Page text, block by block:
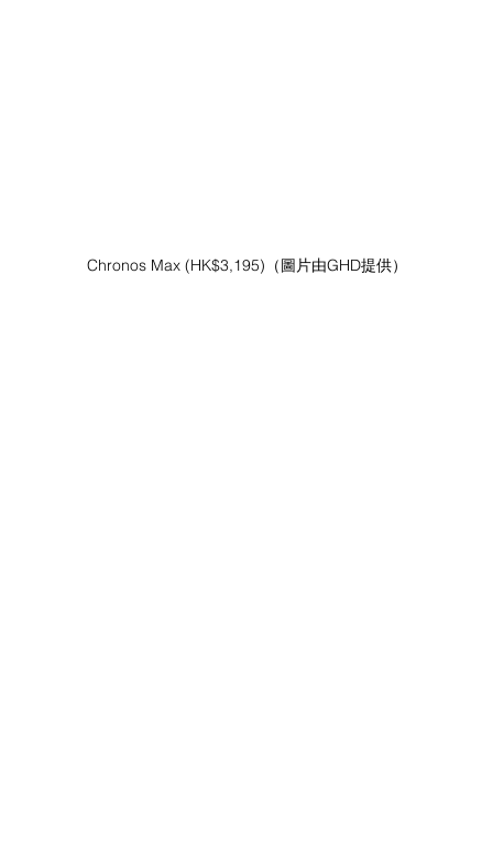
Chronos Max (HK$3,195)（圖片由GHD提供）